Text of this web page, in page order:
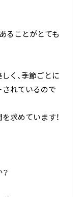
ることがとても
く、季節ごとに
れているので
求めています！